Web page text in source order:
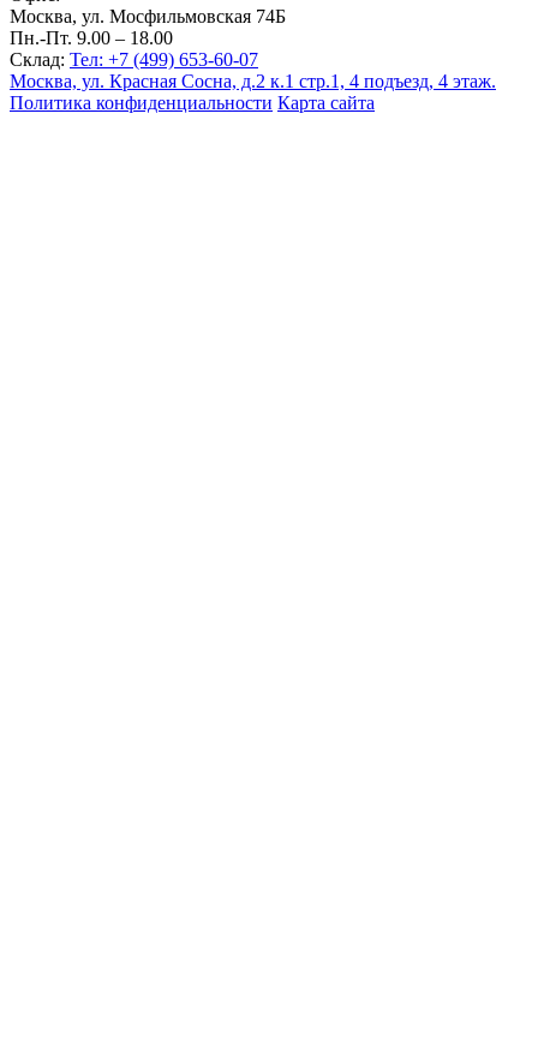
Москва, ул. Мосфильмовская 74Б
Пн.-Пт. 9.00 – 18.00
Склад: Тел: +7 (499) 653-60-07
Москва, ул. Красная Сосна, д.2 к.1 стр.1, 4 подъезд, 4 этаж.
Политика конфиденциальности Карта сайта